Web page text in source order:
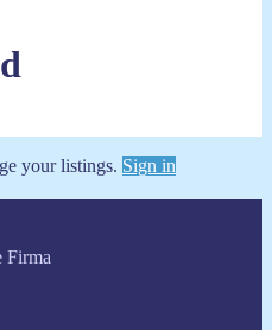
your listings. Sign in
Firma